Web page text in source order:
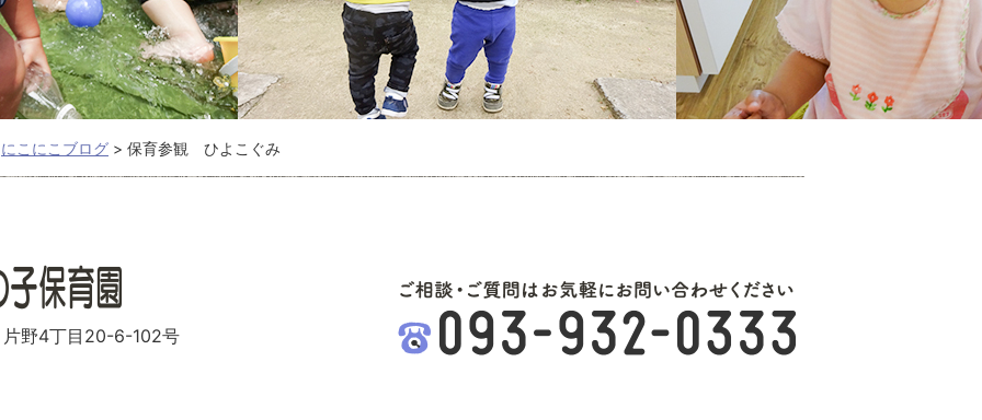
にこにこブログ > 保育参観 ひよこぐみ
野4丁目20-6-102号